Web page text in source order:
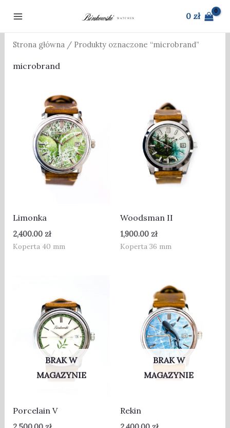
0 zł
Strona główna / Produkty oznaczone “microbrand”
microbrand
Limonka
2,400.00 zł
Koperta 40 mm
Woodsman II
1,900.00 zł
Koperta 36 mm
BRAK W
MAGAZYNIE
Porcelain V
BRAK W
MAGAZYNIE
Rekin